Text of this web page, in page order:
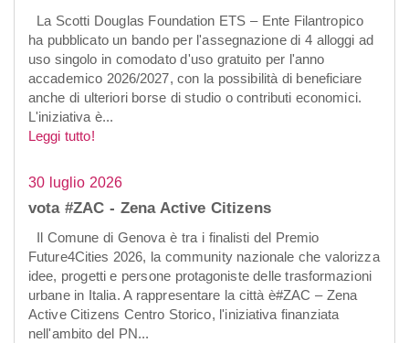
La Scotti Douglas Foundation ETS – Ente Filantropico
ha pubblicato un bando per l'assegnazione di 4 alloggi ad
uso singolo in comodato d'uso gratuito per l'anno
accademico 2026/2027, con la possibilità di beneficiare
anche di ulteriori borse di studio o contributi economici.
L'iniziativa è...
Leggi tutto!
30 luglio 2026
vota #ZAC - Zena Active Citizens
Il Comune di Genova è tra i finalisti del Premio
Future4Cities 2026, la community nazionale che valorizza
idee, progetti e persone protagoniste delle trasformazioni
urbane in Italia. A rappresentare la città è#ZAC – Zena
Active Citizens Centro Storico, l'iniziativa finanziata
nell'ambito del PN...